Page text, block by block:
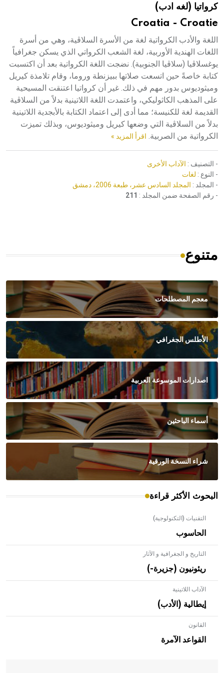
هيئة الموسوعة العربية تطلق موسوعات جديدة في عام 2026كرواتيا (لغه ادب)
Croatia - Croatie
اللغة والأدب الكرواتية لغة من الأسرة السلاڤية، وهي من أسرة
اللغات الهندية الأوربية، لغة الشعب الكرواتي الذي يسكن جغرافياً
يوغسلاڤيا (سلاڤيا الجنوبية). نضجت اللغة الكرواتية بعد أن اكتسبت
كتابة خاصةً حين اتسعت صلاتها ببيزنطة وروما، وقام تلامذة كيريل
وميثوديوس بدور مهم في ذلك. غير أن كرواتيا اعتنقت المسيحية
على المذهب الكاثوليكي، واعتمدت اللغة اللاتينية بدلاً من السلاڤية
القديمة لغة للكنيسة؛ مما أدى إلى اعتماد الكتابة بالأبجدية اللاتينية
بدلاً من السلاڤية التي وضعها كيريل وميثوديوس، وبذلك تميزت
الكرواتية من الصربية. اقرأ المزيد »
- التصنيف : الآداب الأخرى
- النوع : لغات
- المجلد : المجلد السادس عشر، طبعة 2006، دمشق
- رقم الصفحة ضمن المجلد : 211
متنوع
معجم المصطلحات
الأطلس الجغرافي
اصدارات الموسوعة العربية
أسماء الباحثين
شراء النسخة الورقية
البحوث الأكثر قراءة
التقنيات (التكنولوجية)
الحاسوب
التاريخ و الجغرافية و الآثار
ريئونيون (جزيرة-)
الآداب اللاتينية
إيطالية (الأدب)
القانون
القواعد الآمرة
- هل تعلم أن الأبلق نوع من الفنون الهندسية التي ارتبطت
بالعمارة الإسلامية في بلاد الشام ومصر خاصة، حيث يحرص
المعمار على بناء مداميكه وخاصة في الواجهات